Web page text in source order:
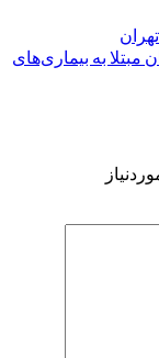
مبتلا به بیماری‌های